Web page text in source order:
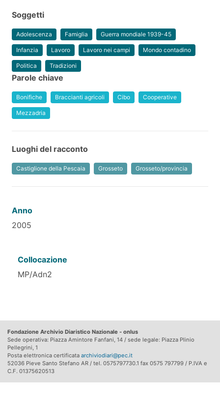
Soggetti
Adolescenza Famiglia Guerra mondiale 1939-45
Infanzia Lavoro Lavoro nei campi Mondo contadino
Politica Tradizioni
Parole chiave
Bonifiche Braccianti agricoli Cibo Cooperative
Mezzadria
Luoghi del racconto
Castiglione della Pescaia Grosseto Grosseto/provincia
Anno
2005
Collocazione
MP/Adn2
Fondazione Archivio Diaristico Nazionale - onlus
Sede operativa: Piazza Amintore Fanfani, 14 / sede legale: Piazza Plinio
Pellegrini, 1
Posta elettronica certificata archiviodiari@pec.it
52036 Pieve Santo Stefano AR / tel. 0575797730.1 fax 0575 797799 / P.IVA e
C.F. 01375620513